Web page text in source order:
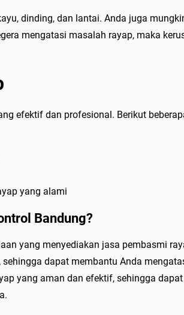
dinding, dan lantai. Anda juga
mengatasi masalah rayap, maka
efektif dan profesional. Berikut
yang alami
Bandung?
yang menyediakan jasa pembasmi
dapat membantu Anda
yang aman dan efektif, sehingga